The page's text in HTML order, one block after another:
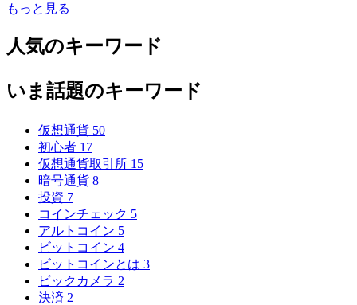
もっと見る
人気のキーワード
いま話題のキーワード
仮想通貨 50
初心者 17
仮想通貨取引所 15
暗号通貨 8
投資 7
コインチェック 5
アルトコイン 5
ビットコイン 4
ビットコインとは 3
ビックカメラ 2
決済 2